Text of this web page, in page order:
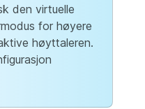
den virtuelle
for høyere
høyttaleren.